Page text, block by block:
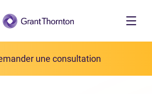
principal
une consultation